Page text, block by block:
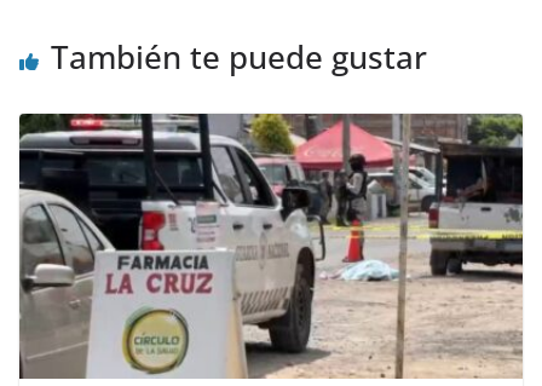
También te puede gustar